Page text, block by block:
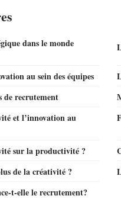
dans le monde
au sein des équipes
de recrutement
et l’innovation au
sur la productivité ?
de la créativité ?
t-elle le recrutement?